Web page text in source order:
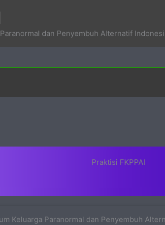
dan Penyembuh Alternatif
Praktisi FKPPAI
Keluarga Paranormal dan Penyembuh